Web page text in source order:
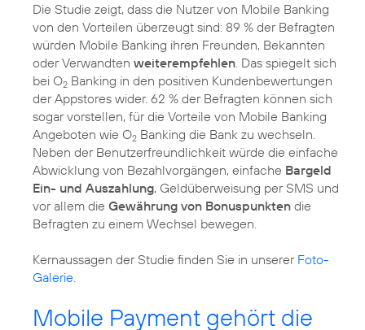
Die Studie zeigt, dass die Nutzer von Mobile Banking
von den Vorteilen überzeugt sind: 89 % der Befragten
würden Mobile Banking ihren Freunden, Bekannten
oder Verwandten weiterempfehlen. Das spiegelt sich
bei O2 Banking in den positiven Kundenbewertungen
der Appstores wider. 62 % der Befragten können sich
sogar vorstellen, für die Vorteile von Mobile Banking
Angeboten wie O2 Banking die Bank zu wechseln.
Neben der Benutzerfreundlichkeit würde die einfache
Abwicklung von Bezahlvorgängen, einfache Bargeld
Ein- und Auszahlung, Geldüberweisung per SMS und
vor allem die Gewährung von Bonuspunkten die
Befragten zu einem Wechsel bewegen.
Kernaussagen der Studie finden Sie in unserer Foto-
Galerie.
Mobile Payment gehört die